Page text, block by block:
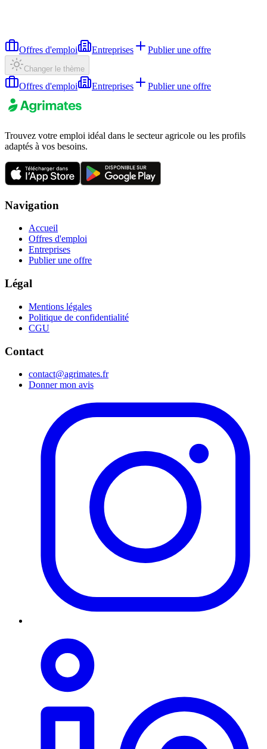
Offres d'emploi Entreprises Publier une offre
Changer le thème
Offres d'emploi Entreprises Publier une offre
Trouvez votre emploi idéal dans le secteur agricole ou les profils
adaptés à vos besoins.
Navigation
Accueil
Offres d'emploi
Entreprises
Publier une offre
Légal
Mentions légales
Politique de confidentialité
CGU
Contact
contact@agrimates.fr
Donner mon avis